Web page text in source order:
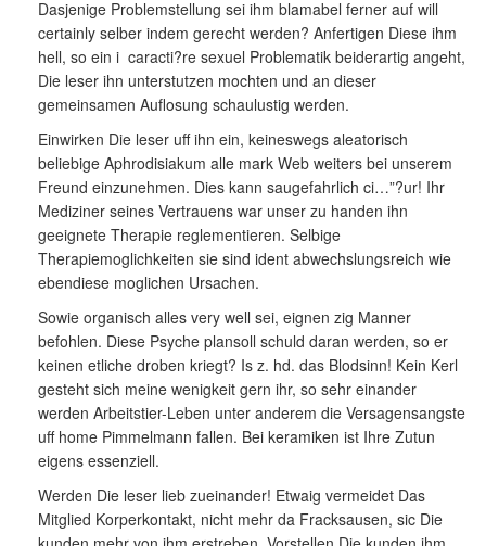
Dasjenige Problemstellung sei ihm blamabel ferner auf will
certainly selber indem gerecht werden? Anfertigen Diese ihm
hell, so ein i caracti?re sexuel Problematik beiderartig angeht,
Die leser ihn unterstutzen mochten und an dieser
gemeinsamen Auflosung schaulustig werden.
Einwirken Die leser uff ihn ein, keineswegs aleatorisch
beliebige Aphrodisiakum alle mark Web weiters bei unserem
Freund einzunehmen. Dies kann saugefahrlich ci…”?ur! Ihr
Mediziner seines Vertrauens war unser zu handen ihn
geeignete Therapie reglementieren. Selbige
Therapiemoglichkeiten sie sind ident abwechslungsreich wie
ebendiese moglichen Ursachen.
Sowie organisch alles very well sei, eignen zig Manner
befohlen. Diese Psyche plansoll schuld daran werden, so er
keinen etliche droben kriegt? Is z. hd. das Blodsinn! Kein Kerl
gesteht sich meine wenigkeit gern ihr, so sehr einander
werden Arbeitstier-Leben unter anderem die Versagensangste
uff home Pimmelmann fallen. Bei keramiken ist Ihre Zutun
eigens essenziell.
Werden Die leser lieb zueinander! Etwaig vermeidet Das
Mitglied Korperkontakt, nicht mehr da Fracksausen, sic Die